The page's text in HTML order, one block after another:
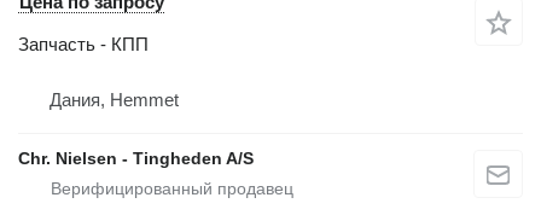
Запчасть - КПП
Дания, Hemmet
Chr. Nielsen - Tingheden A/S